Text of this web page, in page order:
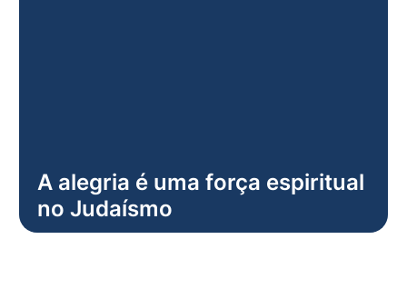
A alegria é uma força espiritual
no Judaísmo